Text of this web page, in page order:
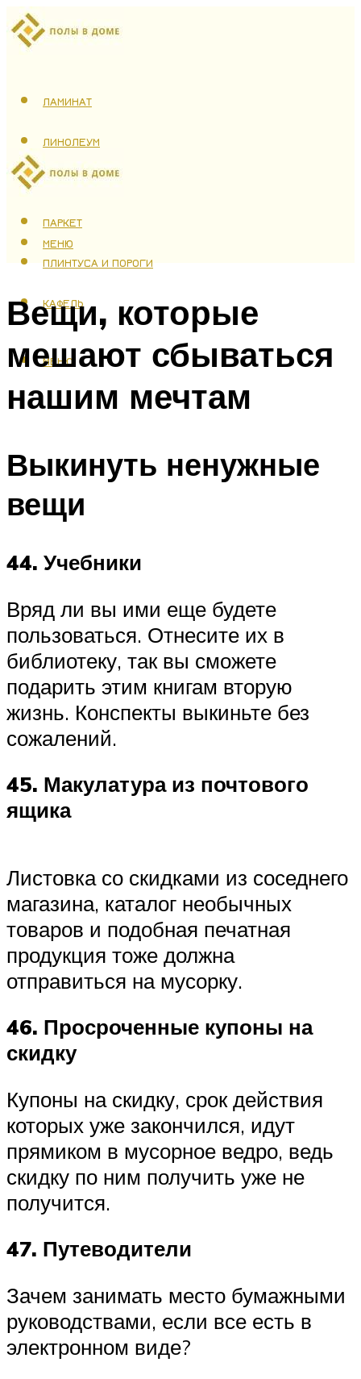
ЛАМИНАТ
ЛИНОЛЕУМ
ТЕПЛЫЙ ПОЛ
ПАРКЕТ
ПЛИНТУСА И ПОРОГИ
КАФЕЛЬ
МЕНЮ
МЕНЮ
Вещи, которые
мешают сбываться
нашим мечтам
Выкинуть ненужные
вещи
44. Учебники
Вряд ли вы ими еще будете
пользоваться. Отнесите их в
библиотеку, так вы сможете
подарить этим книгам вторую
жизнь. Конспекты выкиньте без
сожалений.
45. Макулатура из почтового
ящика
Листовка со скидками из соседнего
магазина, каталог необычных
товаров и подобная печатная
продукция тоже должна
отправиться на мусорку.
46. Просроченные купоны на
скидку
Купоны на скидку, срок действия
которых уже закончился, идут
прямиком в мусорное ведро, ведь
скидку по ним получить уже не
получится.
47. Путеводители
Зачем занимать место бумажными
руководствами, если все есть в
электронном виде?